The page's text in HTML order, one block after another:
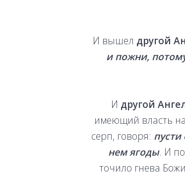
И вышел другой
и пожни,
И другой
имеющий власть
серп, говоря:
нем ягоды. И
точило гнева